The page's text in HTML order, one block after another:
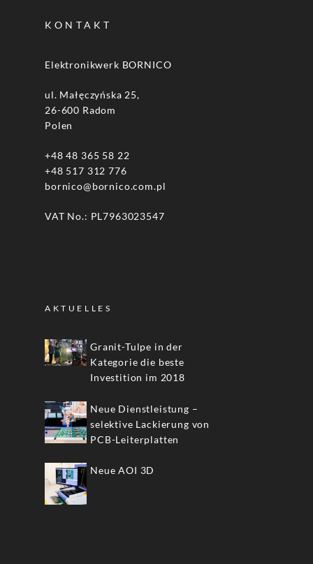
KONTAKT
Elektronikwerk BORNICO
ul. Małęczyńska 25,
26-600 Radom
Polen
+48 48 365 58 22
+48 517 312 776
bornico@bornico.com.pl
VAT No.: PL7963023547
AKTUELLES
Granit-Tulpe in der
Kategorie die beste
Investition im 2018
Neue Dienstleistung –
selektive Lackierung von
PCB-Leiterplatten
Neue AOI 3D